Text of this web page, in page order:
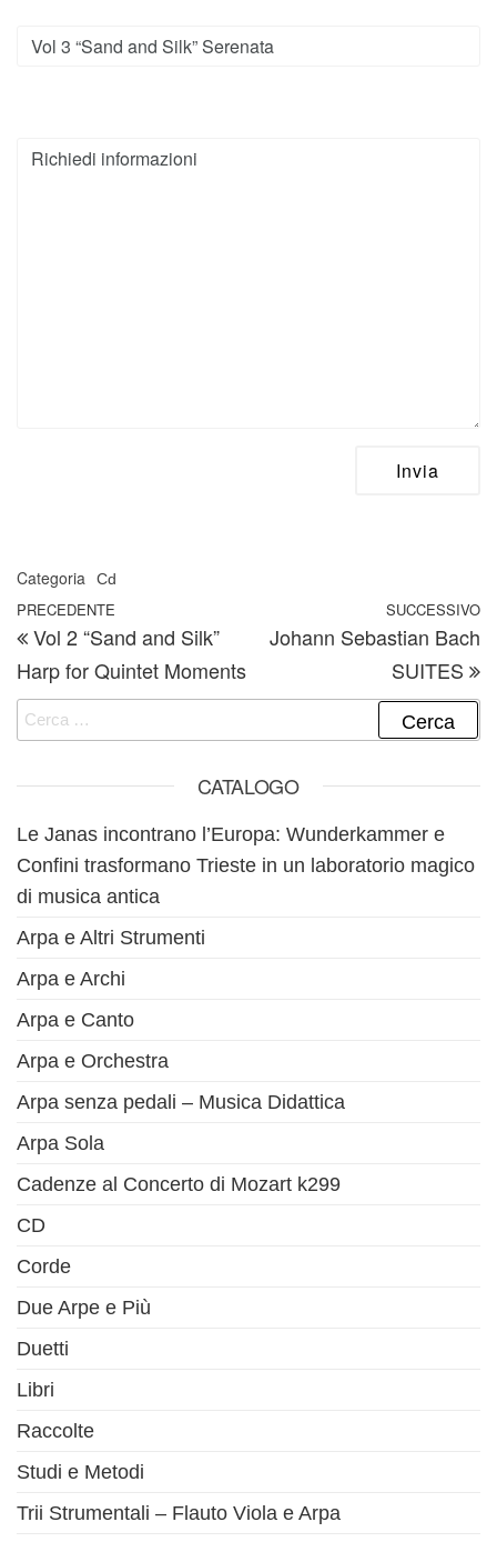
Categoria Cd
Navigazione articoli
Articolo precedente
PRECEDENTE
Vol 2 “Sand and Silk”
Harp for Quintet Moments
SUCCESSIVO
Johann Sebastian Bach
SUITES
Ricerca per:
CATALOGO
Le Janas incontrano l’Europa: Wunderkammer e
Confini trasformano Trieste in un laboratorio magico
di musica antica
Arpa e Altri Strumenti
Arpa e Archi
Arpa e Canto
Arpa e Orchestra
Arpa senza pedali – Musica Didattica
Arpa Sola
Cadenze al Concerto di Mozart k299
CD
Corde
Due Arpe e Più
Duetti
Libri
Raccolte
Studi e Metodi
Trii Strumentali – Flauto Viola e Arpa